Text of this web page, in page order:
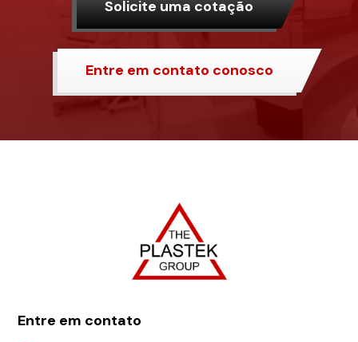
Solicite uma cotação
Entre em contato conosco
Entre em contato